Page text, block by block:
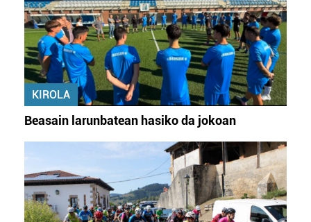
KIROLA
Beasain larunbatean hasiko da jokoan